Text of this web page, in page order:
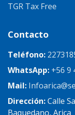
TGR Tax Free
Contacto
Teléfono:
WhatsApp: +56 9
Mail:
Dirección:Calle
Baquedano, Arica